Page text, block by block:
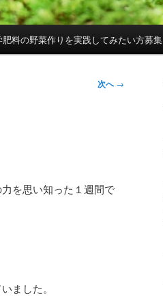
料の野菜作りを実践してみたい方募集
次へ→
を思い知った１週間で
ました。